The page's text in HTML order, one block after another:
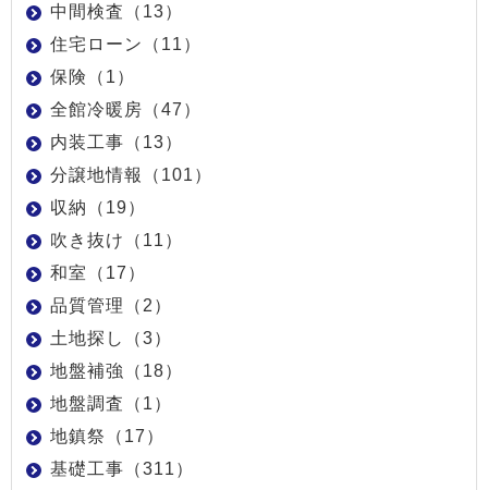
中間検査（13）
住宅ローン（11）
保険（1）
全館冷暖房（47）
内装工事（13）
分譲地情報（101）
収納（19）
吹き抜け（11）
和室（17）
品質管理（2）
土地探し（3）
地盤補強（18）
地盤調査（1）
地鎮祭（17）
基礎工事（311）